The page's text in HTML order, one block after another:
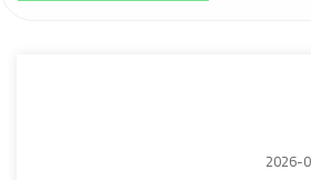
2026-